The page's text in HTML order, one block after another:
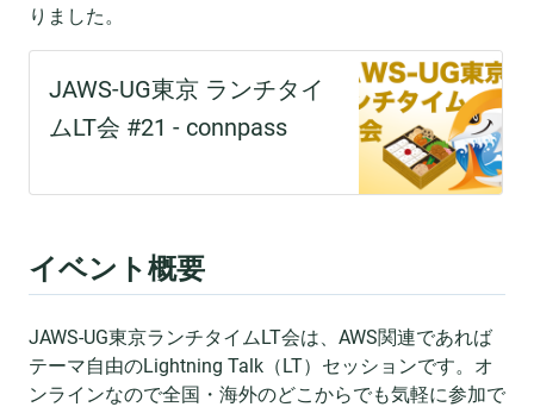
りました。
イベント概要
JAWS-UG東京ランチタイムLT会は、AWS関連であれば
テーマ自由のLightning Talk（LT）セッションです。オ
ンラインなので全国・海外のどこからでも気軽に参加で